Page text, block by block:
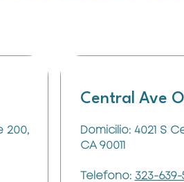
200,
Central Ave
Domicilio: 4021 S
CA 90011
Telefono: 323-639-